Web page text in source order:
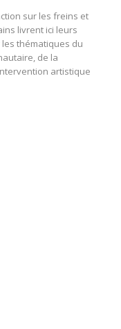
sur les freins et
livrent ici leurs
thématiques du
de la
artistique